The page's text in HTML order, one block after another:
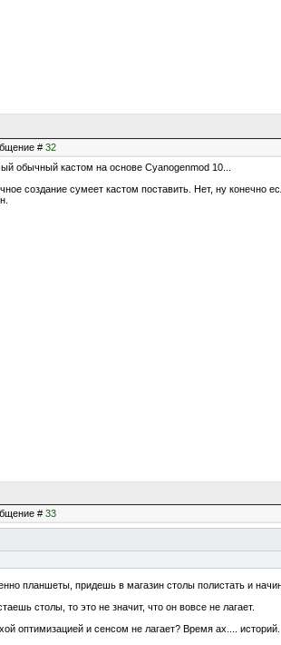
# 32
обычный кастом на основе Cyanogenmod 10...
создание сумеет кастом поставить. Нет, ну конечно
# 33
планшеты, придешь в магазин столы полистать и
столы, то это не значит, что он вовсе не лагает.
оптимизацией и сенсом не лагает? Время ах.... историй.